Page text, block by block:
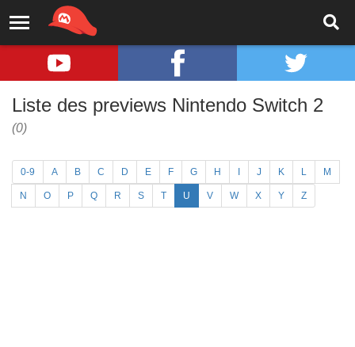
Liste des previews Nintendo Switch 2
(0)
0-9 A B C D E F G H J K L M
N O P Q R S T U V W X Y Z